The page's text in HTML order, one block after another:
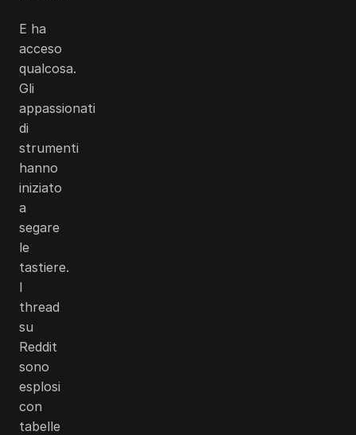
E ha
acceso
qualcosa.
Gli
appassionati
di
strumenti
hanno
iniziato
a
segare
le
tastiere.
I
thread
su
Reddit
sono
esplosi
con
tabelle